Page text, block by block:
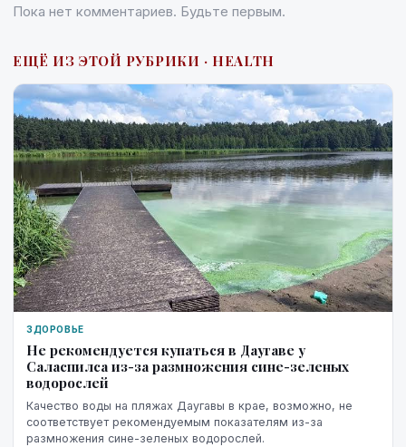
Пока нет комментариев. Будьте первым.
ЕЩЁ ИЗ ЭТОЙ РУБРИКИ · HEALTH
ЗДОРОВЬЕ
Не рекомендуется купаться в Даугаве у
Саласпилса из-за размножения сине-зеленых
водорослей
Качество воды на пляжах Даугавы в крае, возможно, не
соответствует рекомендуемым показателям из-за
размножения сине-зеленых водорослей.